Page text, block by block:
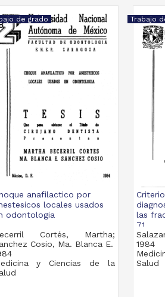
de grado
anafilactico por
locales usados
odontologia
Cortés, Martha;
Cosio, Ma. Blanca E.
y Ciencias de la
Trabajo
las
71...
1984
Salud